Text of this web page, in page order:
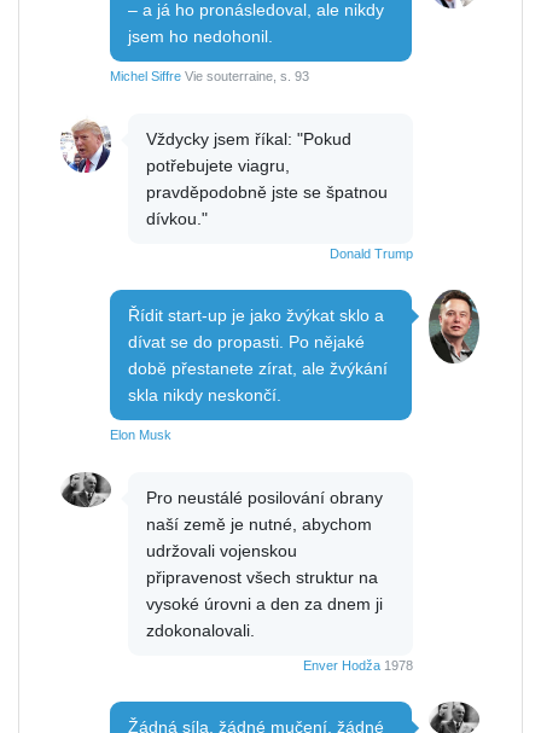
– a já ho pronásledoval, ale nikdy
jsem ho nedohonil.
Michel Siffre Vie souterraine, s. 93
Vždycky jsem říkal: "Pokud
potřebujete viagru,
pravděpodobně jste se špatnou
dívkou."
Donald Trump
Řídit start-up je jako žvýkat sklo a
dívat se do propasti. Po nějaké
době přestanete zírat, ale žvýkání
skla nikdy neskončí.
Elon Musk
Pro neustálé posilování obrany
naší země je nutné, abychom
udržovali vojenskou
připravenost všech struktur na
vysoké úrovni a den za dnem ji
zdokonalovali.
Enver Hodža 1978
Žádná síla, žádné mučení, žádné